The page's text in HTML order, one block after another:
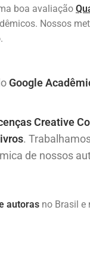
boa avaliação
Nossos
Google
Creative
.
de nossos
autoras no Brasil e